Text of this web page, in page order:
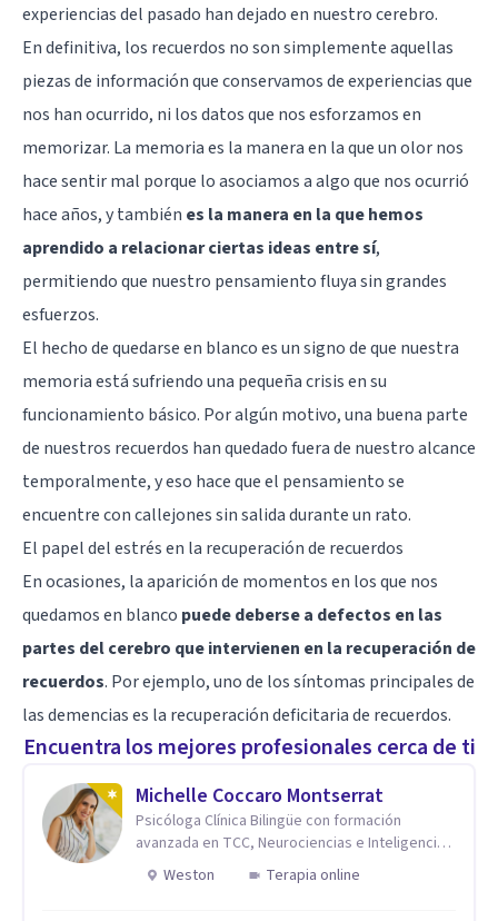
experiencias del pasado han dejado en nuestro cerebro.
En definitiva, los recuerdos no son simplemente aquellas
piezas de información que conservamos de experiencias que
nos han ocurrido, ni los datos que nos esforzamos en
memorizar. La memoria es la manera en la que un olor nos
hace sentir mal porque lo asociamos a algo que nos ocurrió
hace años, y también es la manera en la que hemos
aprendido a relacionar ciertas ideas entre sí,
permitiendo que nuestro pensamiento fluya sin grandes
esfuerzos.
El hecho de quedarse en blanco es un signo de que nuestra
memoria está sufriendo una pequeña crisis en su
funcionamiento básico. Por algún motivo, una buena parte
de nuestros recuerdos han quedado fuera de nuestro alcance
temporalmente, y eso hace que el pensamiento se
encuentre con callejones sin salida durante un rato.
El papel del estrés en la recuperación de recuerdos
En ocasiones, la aparición de momentos en los que nos
quedamos en blanco puede deberse a defectos en las
partes del cerebro que intervienen en la recuperación de
recuerdos. Por ejemplo, uno de los síntomas principales de
lasdemenciases la recuperación deficitaria de recuerdos.
Encuentra los mejores profesionales cerca de ti
Michelle Coccaro Montserrat
Psicóloga Clínica Bilingüe con formación
avanzada en TCC, Neurociencias e Inteligencia
Emocional.
Weston Terapia online